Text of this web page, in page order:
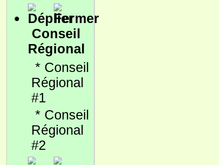
Conseil
Régional
* Conseil
Régional
#1
* Conseil
Régional
#2